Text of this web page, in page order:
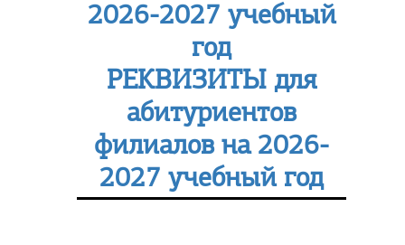
2026-2027 учебный
год
РЕКВИЗИТЫ для
абитуриентов
филиалов на 2026-
2027 учебный год